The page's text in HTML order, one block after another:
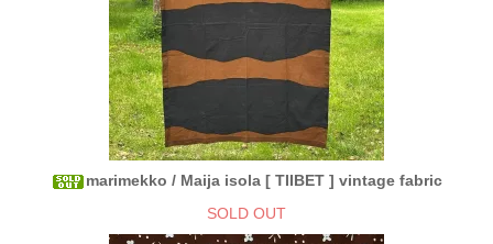
marimekko / Maija isola [ TIIBET ] vintage fabric
SOLD OUT